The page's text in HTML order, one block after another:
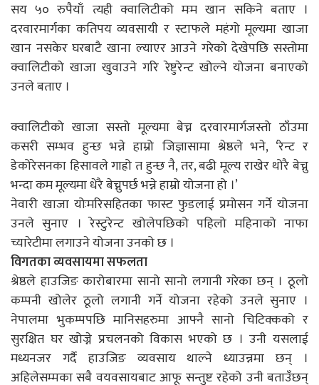
सय ५० रुपैयाँ त्यही क्वालिटीको मःम खान सकिने बताए ।
दरवारमार्गका कतिपय व्यवसायी र स्टाफले महंगो मूल्यमा खाजा
खान नसकेर घरबाटै खाना ल्याएर आउने गरेको देखेपछि सस्तोमा
क्वालिटीको खाजा खुवाउने गरि रेष्टुरेन्ट खोल्ने योजना बनाएको
उनले बताए ।
क्वालिटीको खाजा सस्तो मूल्यमा बेच्न दरवारमार्गजस्तो ठाँउमा
कसरी सम्भव हुन्छ भन्ने हाम्रो जिज्ञासामा श्रेष्ठले भने, ‘रेन्ट र
डेकोरेसनका हिसावले गाह्रो त हुन्छ नै, तर, बढी मूल्य राखेर थोरै बेच्नु
भन्दा कम मूल्यमा धेरै बेच्नुपर्छ भन्ने हाम्रो योजना हो ।’
नेवारी खाजा योःमरिसहितका फास्ट फुडलाई प्रमोसन गर्ने योजना
उनले सुनाए । रेस्टुरेन्ट खोलेपछिको पहिलो महिनाको नाफा
च्यारेटीमा लगाउने योजना उनको छ ।
विगतका व्यवसायमा सफलता
श्रेष्ठले हाउजिङ कारोबारमा सानो सानो लगानी गरेका छन् । ठूलो
कम्पनी खोलेर ठूलो लगानी गर्ने योजना रहेको उनले सुनाए ।
नेपालमा भुकम्पपछि मानिसहरुमा आफ्नै सानो चिटिक्कको र
सुरक्षित घर खोज्ने प्रचलनको विकास भएको छ । उनी यसलाई
मध्यनजर गर्दै हाउजिङ व्यवसाय थाल्ने ध्याउन्नमा छन् ।
अहिलेसम्मका सबै वयवसायबाट आफू सन्तुष्ट रहेको उनी बताउँछन्